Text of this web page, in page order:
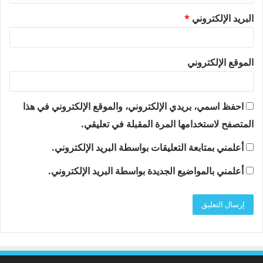
البريد الإلكتروني *
الموقع الإلكتروني
احفظ اسمي، بريدي الإلكتروني، والموقع الإلكتروني في هذا
المتصفح لاستخدامها المرة المقبلة في تعليقي.
أعلمني بمتابعة التعليقات بواسطة البريد الإلكتروني.
أعلمني بالمواضيع الجديدة بواسطة البريد الإلكتروني.